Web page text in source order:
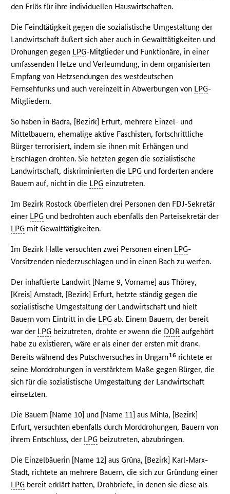
den Erlös für ihre individuellen Hauswirtschaften.
Die Feindtätigkeit gegen die sozialistische Umgestaltung der
Landwirtschaft äußert sich aber auch in Gewalttätigkeiten und
Drohungen gegen LPG-Mitglieder und Funktionäre, in einer
umfassenden Hetze und Verleumdung, in dem organisierten
Empfang von Hetzsendungen des westdeutschen
Fernsehfunks und auch vereinzelt in Abwerbungen von LPG-
Mitgliedern.
So haben in Badra, [Bezirk] Erfurt, mehrere Einzel- und
Mittelbauern, ehemalige aktive Faschisten, fortschrittliche
Bürger terrorisiert, indem sie ihnen mit Erhängen und
Erschlagen drohten. Sie hetzten gegen die sozialistische
Landwirtschaft, diskriminierten die LPG und forderten andere
Bauern auf, nicht in die LPG einzutreten.
Im Bezirk Rostock überfielen drei Personen den FDJ-Sekretär
einer LPG und bedrohten auch ebenfalls den Parteisekretär der
LPG mit Gewalttätigkeiten.
Im Bezirk Halle versuchten zwei Personen einen LPG-
Vorsitzenden niederzuschlagen und in einen Bach zu werfen.
Der inhaftierte Landwirt [Name 9, Vorname] aus Thörey,
[Kreis] Arnstadt, [Bezirk] Erfurt, hetzte ständig gegen die
sozialistische Umgestaltung der Landwirtschaft und hielt
Bauern vom Eintritt in die LPG ab. Einem Bauern, der bereit
war der LPG beizutreten, drohte er »wenn die DDR aufgehört
habe zu existieren, wäre er als einer der ersten mit dran«.
Bereits während des Putschversuches in Ungarn16 richtete er
seine Morddrohungen in verstärktem Maße gegen Bürger, die
sich für die sozialistische Umgestaltung der Landwirtschaft
einsetzten.
Die Bauern [Name 10] und [Name 11] aus Mihla, [Bezirk]
Erfurt, versuchten ebenfalls durch Morddrohungen, Bauern von
ihrem Entschluss, der LPG beizutreten, abzubringen.
Die Einzelbäuerin [Name 12] aus Grüna, [Bezirk] Karl-Marx-
Stadt, richtete an mehrere Bauern, die sich zur Gründung einer
LPG bereit erklärt hatten, Drohbriefe, in denen sie diese als